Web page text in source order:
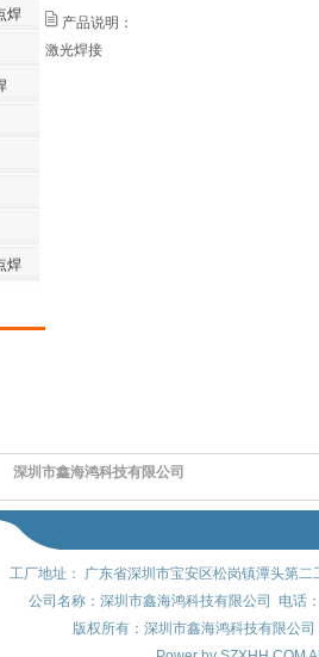
焊
焊
产品说明：
激光焊接
深圳市鑫海鸿科技有限公司
工厂地址： 广东省深圳市宝安区松岗镇潭头第
公司名称：深圳市鑫海鸿科技有限公司 电
版权所有：深圳市鑫海鸿科技有限公